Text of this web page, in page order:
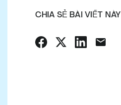
CHIA SẺ BÀI VIẾT NÀY